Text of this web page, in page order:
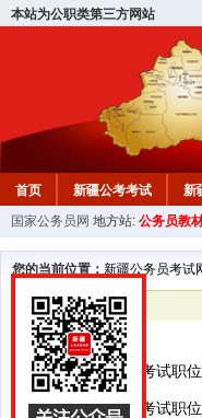
本站为公职类第三方网站
首页 新疆公考考试 新
新疆公务员行测试题 在线
国家公务员网 地方站: 公务员教
您的当前位置： 新疆公务员考试
已解决
喀什公务员
2017新疆公务员考试职
2017新疆公务员考试职